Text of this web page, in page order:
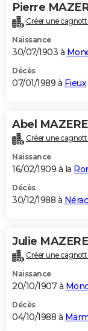
Pierre
Créer une
Naissance
30/07/1903 à
Décès
07/01/1989 à Fieux
Abel
Créer une
Naissance
16/02/1909 à la
Décès
30/12/1988 à Nérac
Julie
Créer une
Naissance
20/10/1907 à
Décès
04/10/1988 à